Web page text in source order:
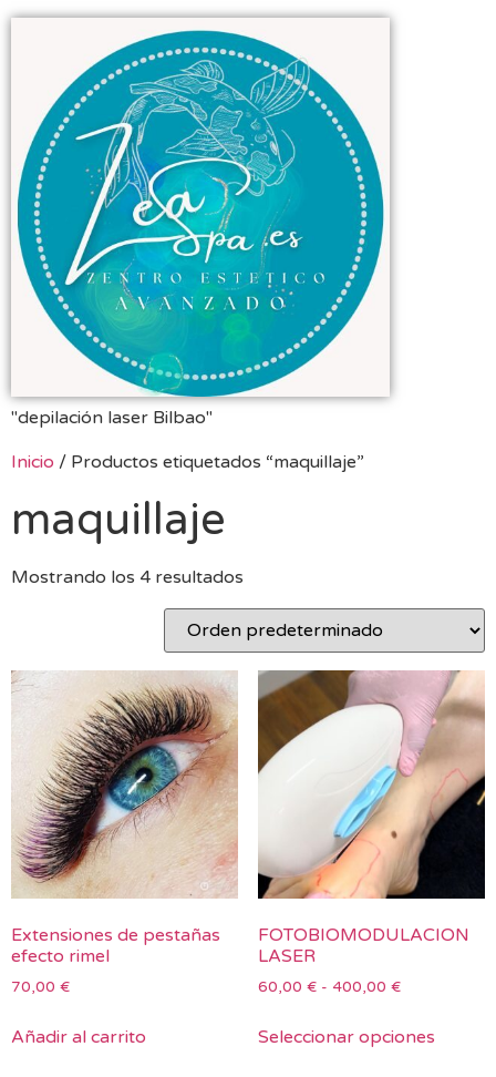
"depilación laser Bilbao"
Inicio / Productos etiquetados “maquillaje”
maquillaje
Mostrando los 4 resultados
Extensiones de pestañas
efecto rimel
70,00 €
Añadir al carrito
FOTOBIOMODULACION
LASER
60,00 € - 400,00 €
Seleccionar opciones